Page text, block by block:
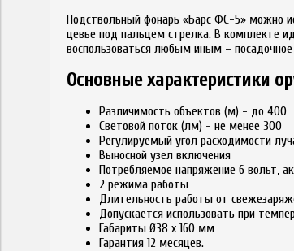
Подствольный фонарь «Барс ФС-5» можно
цевье под пальцем стрелка. В комплекте
воспользоваться любым иным –
Основные характеристики
Различимость объектов (м) - до 400
Световой поток (лм) - не менее 300
Регулируемый угол расходимости
Выносной узел включения
Потребляемое напряжение 6 вольт,
2 режима работы
Длительность работы от
Допускается использовать при
Габариты Ø38 х 160 мм
Гарантия 12 месяцев.